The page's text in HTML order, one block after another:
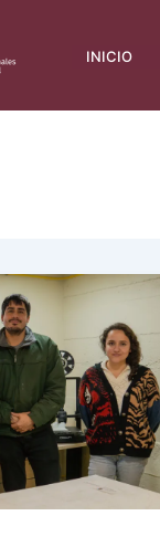
INICIO